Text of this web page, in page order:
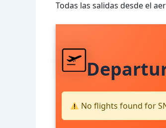
Todas las salidas desde el
No flights found for